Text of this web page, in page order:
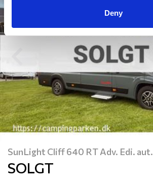
Deny
Previous
SunLight Cliff 640 RT Adv. Edi. aut.
SOLGT